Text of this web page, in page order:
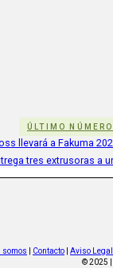
ÚLTIMO NÚMERO
llevará a Fakuma
tres extrusoras a
somos Contacto
Aviso Legal
© 2025